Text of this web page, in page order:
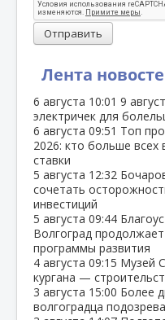
Лента
6 августа 10:01 9
электричек для
6 августа 09:51 Топ
2026: кто больше всех
ставки
5 августа 12:32
сочетать
инвестиций
5 августа 09:44
Волгоград
программы развития
4 августа 09:15 Музей
кургана —
3 августа 15:00 Более
волгоградца
Отправить